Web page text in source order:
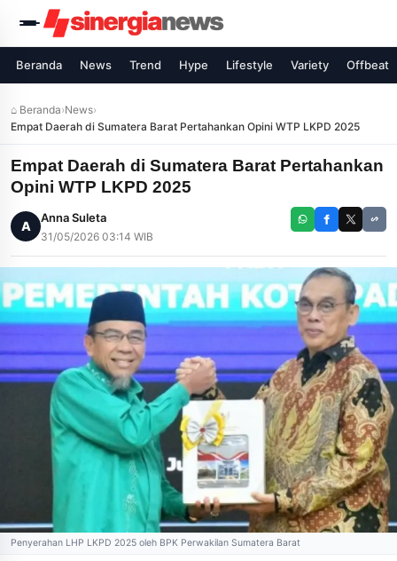
Beranda News Trend Hype Lifestyle Variety Offbeat
⌂ Beranda›News›
Empat Daerah di Sumatera Barat Pertahankan Opini WTP LKPD 2025
Empat Daerah di Sumatera Barat Pertahankan
Opini WTP LKPD 2025
A
Anna Suleta
31/05/2026 03:14 WIB
Penyerahan LHP LKPD 2025 oleh BPK Perwakilan Sumatera Barat